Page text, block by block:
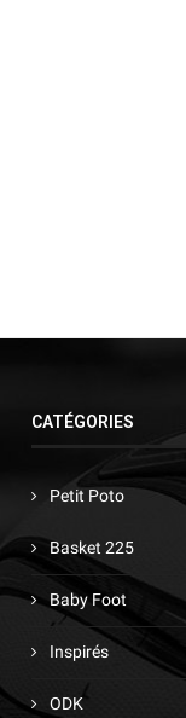
CATÉGORIES
Petit Poto
Basket 225
Baby Foot
Inspirés
ODK